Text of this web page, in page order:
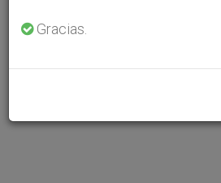
Gracias.